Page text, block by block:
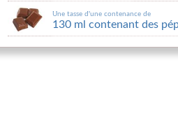
Une tasse d'une contenance de
130 ml contenant des